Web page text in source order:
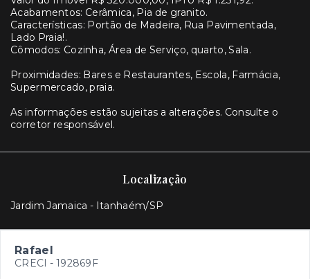
Acabamentos: Cerâmica, Pia de granito.
Características: Portão de Madeira, Rua Pavimentada,
Lado Praia!.
Cômodos: Cozinha, Área de Serviço, quarto, Sala.
Proximidades: Bares e Restaurantes, Escola, Farmácia,
Supermercado, praia.
As informações estão sujeitas a alterações. Consulte o
corretor responsável.
Localização
Jardim Jamaica - Itanhaém/SP
Rafael
CRECI - 192869F